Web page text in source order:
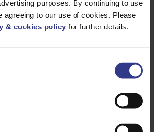
purposes. By continuing to use
agreeing to our use of cookies. Please
& cookies policy for further details.